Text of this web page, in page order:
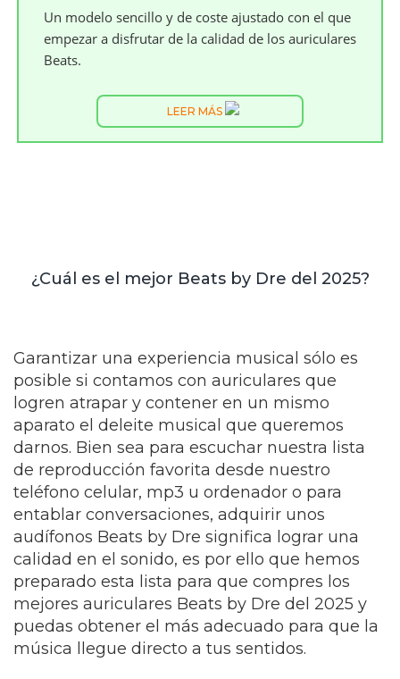
Un modelo sencillo y de coste ajustado con el que
empezar a disfrutar de la calidad de los auriculares
Beats.
LEER MÁS
¿Cuál es el mejor Beats by Dre del 2025?
Garantizar una experiencia musical sólo es
posible si contamos con auriculares que
logren atrapar y contener en un mismo
aparato el deleite musical que queremos
darnos. Bien sea para escuchar nuestra lista
de reproducción favorita desde nuestro
teléfono celular, mp3 u ordenador o para
entablar conversaciones, adquirir unos
audífonos Beats by Dre significa lograr una
calidad en el sonido, es por ello que hemos
preparado esta lista para que compres los
mejores auriculares Beats by Dre del 2025 y
puedas obtener el más adecuado para que la
música llegue directo a tus sentidos.